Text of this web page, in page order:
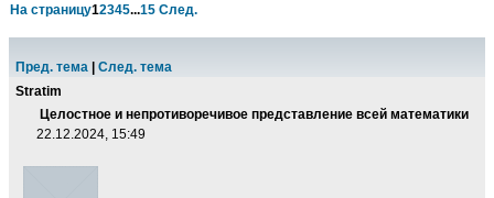
На страницу12345...15 След.
Пред. тема
След. тема
Stratim
Целостное и непротиворечивое представление всей математики
22.12.2024, 15:49